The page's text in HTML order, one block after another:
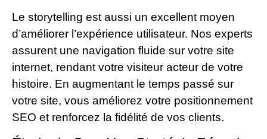
Le storytelling est aussi un excellent moyen
d’améliorer l’expérience utilisateur. Nos experts
assurent une navigation fluide sur votre site
internet, rendant votre visiteur acteur de votre
histoire. En augmentant le temps passé sur
votre site, vous améliorez votre positionnement
SEO et renforcez la fidélité de vos clients.